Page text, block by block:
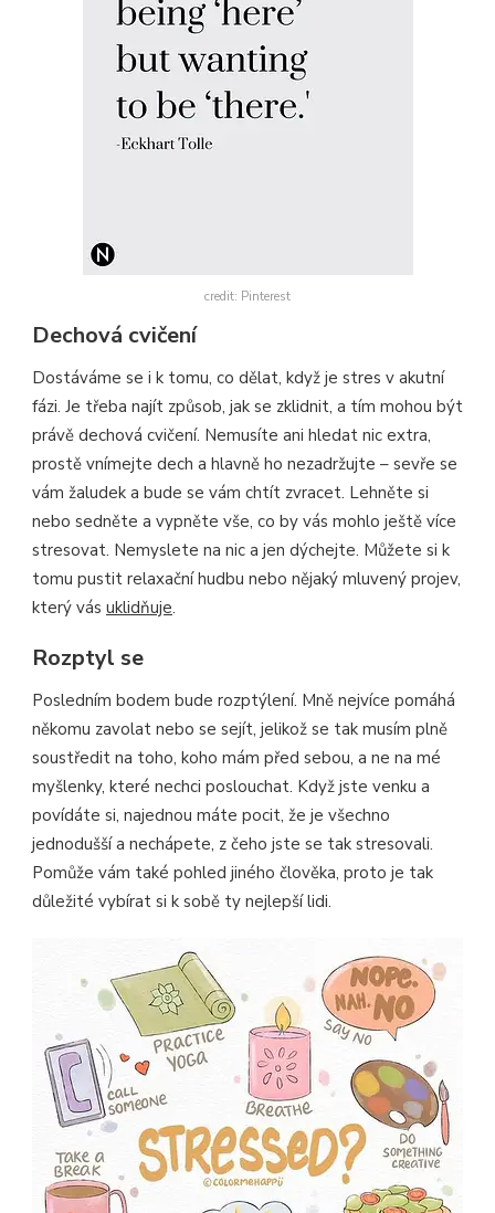
credit: Pinterest
Dechová cvičení
Dostáváme se i k tomu, co dělat, když je stres v akutní
fázi. Je třeba najít způsob, jak se zklidnit, a tím mohou být
právě dechová cvičení. Nemusíte ani hledat nic extra,
prostě vnímejte dech a hlavně ho nezadržujte – sevře se
vám žaludek a bude se vám chtít zvracet. Lehněte si
nebo sedněte a vypněte vše, co by vás mohlo ještě více
stresovat. Nemyslete na nic a jen dýchejte. Můžete si k
tomu pustit relaxační hudbu nebo nějaký mluvený projev,
který vás uklidňuje.
Rozptyl se
Posledním bodem bude rozptýlení. Mně nejvíce pomáhá
někomu zavolat nebo se sejít, jelikož se tak musím plně
soustředit na toho, koho mám před sebou, a ne na mé
myšlenky, které nechci poslouchat. Když jste venku a
povídáte si, najednou máte pocit, že je všechno
jednodušší a nechápete, z čeho jste se tak stresovali.
Pomůže vám také pohled jiného člověka, proto je tak
důležité vybírat si k sobě ty nejlepší lidi.